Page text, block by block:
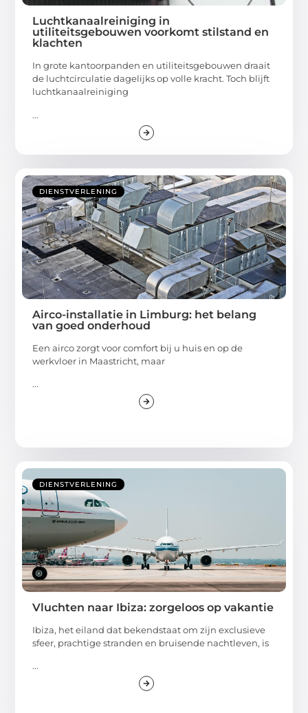
Luchtkanaalreiniging in
utiliteitsgebouwen voorkomt stilstand en
klachten
In grote kantoorpanden en utiliteitsgebouwen draait
de luchtcirculatie dagelijks op volle kracht. Toch blijft
luchtkanaalreiniging
...
DIENSTVERLENING
Airco-installatie in Limburg: het belang
van goed onderhoud
Een airco zorgt voor comfort bij u huis en op de
werkvloer in Maastricht, maar
...
DIENSTVERLENING
Vluchten naar Ibiza: zorgeloos op vakantie
Ibiza, het eiland dat bekendstaat om zijn exclusieve
sfeer, prachtige stranden en bruisende nachtleven, is
...